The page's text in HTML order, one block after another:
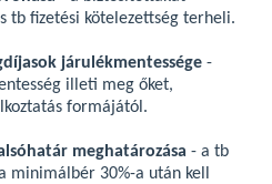
tb fizetési kötelezettség terheli.
járulékmentessége -
illeti meg őket,
formájától.
meghatározása - a tb
minimálbér 30%-a után kell